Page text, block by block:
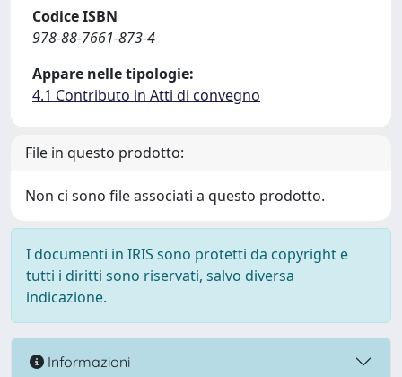
Codice ISBN
978-88-7661-873-4
Appare nelle tipologie:
4.1 Contributo in Atti di convegno
File in questo prodotto:
Non ci sono file associati a questo prodotto.
I documenti in IRIS sono protetti da copyright e
tutti i diritti sono riservati, salvo diversa
indicazione.
Informazioni